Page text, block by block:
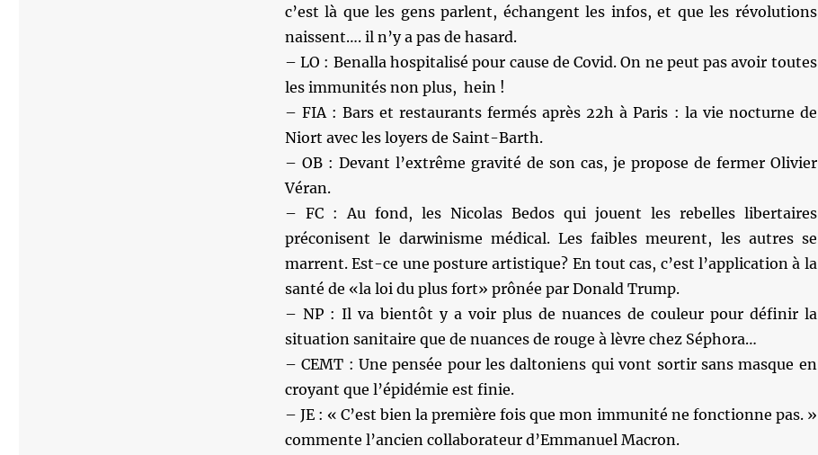
c’est là que les gens parlent, échangent les infos, et que les révolutions
naissent…. il n’y a pas de hasard.
– LO : Benalla hospitalisé pour cause de Covid. On ne peut pas avoir toutes
les immunités non plus, hein !
– FIA : Bars et restaurants fermés après 22h à Paris : la vie nocturne de
Niort avec les loyers de Saint-Barth.
– OB : Devant l’extrême gravité de son cas, je propose de fermer Olivier
Véran.
– FC : Au fond, les Nicolas Bedos qui jouent les rebelles libertaires
préconisent le darwinisme médical. Les faibles meurent, les autres se
marrent. Est-ce une posture artistique? En tout cas, c’est l’application à la
santé de «la loi du plus fort» prônée par Donald Trump.
– NP : Il va bientôt y a voir plus de nuances de couleur pour définir la
situation sanitaire que de nuances de rouge à lèvre chez Séphora…
– CEMT : Une pensée pour les daltoniens qui vont sortir sans masque en
croyant que l’épidémie est finie.
– JE : « C’est bien la première fois que mon immunité ne fonctionne pas. »
commente l’ancien collaborateur d’Emmanuel Macron.